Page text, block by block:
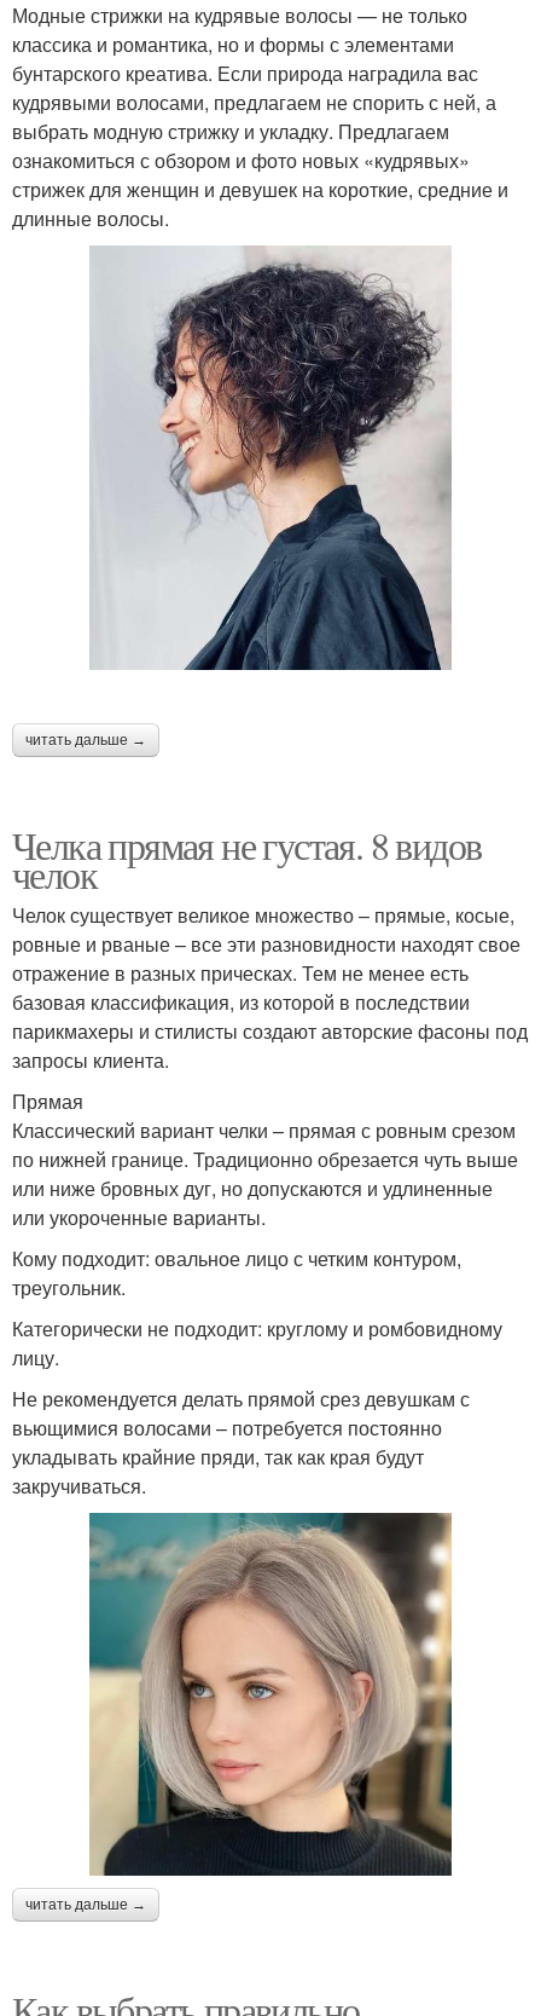
Модные стрижки на кудрявые волосы — не только
классика и романтика, но и формы с элементами
бунтарского креатива. Если природа наградила вас
кудрявыми волосами, предлагаем не спорить с ней, а
выбрать модную стрижку и укладку.⁣⁣ Предлагаем
ознакомиться с обзором и фото новых «кудрявых»
стрижек для женщин и девушек на короткие, средние и
длинные волосы.
читать дальше →
Челка прямая не густая. 8 видов
челок
Челок существует великое множество – прямые, косые,
ровные и рваные – все эти разновидности находят свое
отражение в разных прическах. Тем не менее есть
базовая классификация, из которой в последствии
парикмахеры и стилисты создают авторские фасоны под
запросы клиента.
Прямая
Классический вариант челки – прямая с ровным срезом
по нижней границе. Традиционно обрезается чуть выше
или ниже бровных дуг, но допускаются и удлиненные
или укороченные варианты.
Кому подходит: овальное лицо с четким контуром,
треугольник.
Категорически не подходит: круглому и ромбовидному
лицу.
Не рекомендуется делать прямой срез девушкам с
вьющимися волосами – потребуется постоянно
укладывать крайние пряди, так как края будут
закручиваться.
читать дальше →